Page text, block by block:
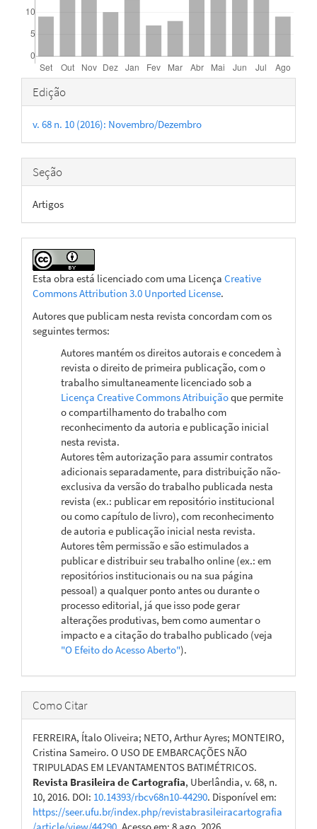
Detalhes
do
artigo
Edição
v. 68 n. 10 (2016): Novembro/Dezembro
Seção
Artigos
Esta obra está licenciado com uma Licença Creative
Commons Attribution 3.0 Unported License.
Autores que publicam nesta revista concordam com os
seguintes termos:
Autores mantém os direitos autorais e concedem à
revista o direito de primeira publicação, com o
trabalho simultaneamente licenciado sob a
Licença Creative Commons Atribuiçãoque permite
o compartilhamento do trabalho com
reconhecimento da autoria e publicação inicial
nesta revista.
Autores têm autorização para assumir contratos
adicionais separadamente, para distribuição não-
exclusiva da versão do trabalho publicada nesta
revista (ex.: publicar em repositório institucional
ou como capítulo de livro), com reconhecimento
de autoria e publicação inicial nesta revista.
Autores têm permissão e são estimulados a
publicar e distribuir seu trabalho online (ex.: em
repositórios institucionais ou na sua página
pessoal) a qualquer ponto antes ou durante o
processo editorial, já que isso pode gerar
alterações produtivas, bem como aumentar o
impacto e a citação do trabalho publicado (veja
"O Efeito do Acesso Aberto").
Como Citar
FERREIRA, Ítalo Oliveira; NETO, Arthur Ayres; MONTEIRO,
Cristina Sameiro. O USO DE EMBARCAÇÕES NÃO
TRIPULADAS EM LEVANTAMENTOS BATIMÉTRICOS.
Revista Brasileira de Cartografia, Uberlândia, v. 68, n.
10, 2016. DOI: 10.14393/rbcv68n10-44290. Disponível em:
https://seer.ufu.br/index.php/revistabrasileiracartografia
/article/view/44290 . Acesso em: 8 ago. 2026.